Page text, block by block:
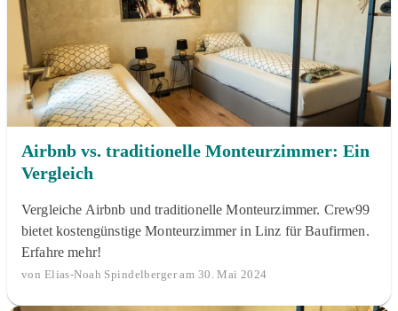
Airbnb vs. traditionelle Monteurzimmer: Ein
Vergleich
Vergleiche Airbnb und traditionelle Monteurzimmer. Crew99
bietet kostengünstige Monteurzimmer in Linz für Baufirmen.
Erfahre mehr!
von Elias-Noah Spindelberger am 30. Mai 2024